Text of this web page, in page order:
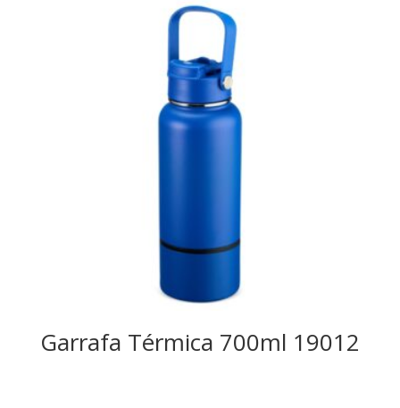
Garrafa Térmica 700ml 19012